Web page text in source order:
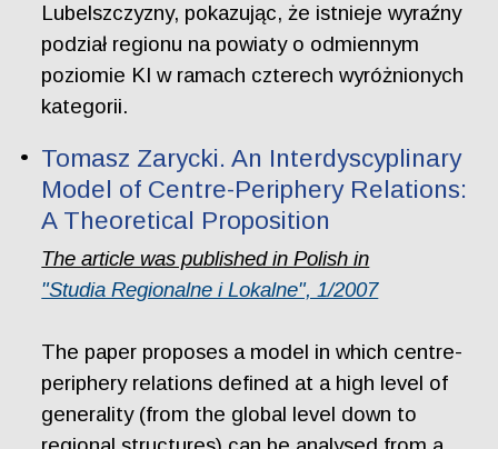
Lubelszczyzny, pokazując, że istnieje wyraźny
podział regionu na powiaty o odmiennym
poziomie KI w ramach czterech wyróżnionych
kategorii.
Tomasz Zarycki. An Interdyscyplinary
Model of Centre-Periphery Relations:
A Theoretical Proposition
The article was published in Polish in
"Studia Regionalne i Lokalne", 1/2007
The paper proposes a model in which centre-
periphery relations defined at a high level of
generality (from the global level down to